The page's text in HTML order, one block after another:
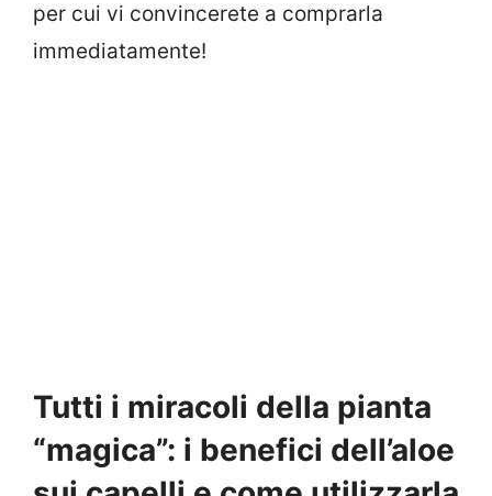
per cui vi convincerete a comprarla
immediatamente!
Tutti i miracoli della pianta
“magica”: i benefici dell’aloe